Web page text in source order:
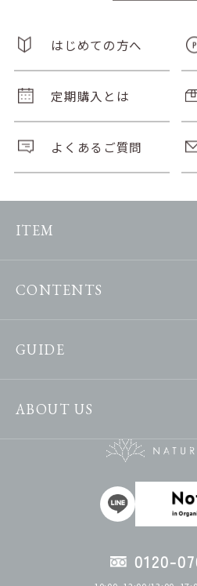
はじめての方へ
定期購入とは
よくあるご質問
ITEM
CONTENTS
GUIDE
ABOUT US
0120-